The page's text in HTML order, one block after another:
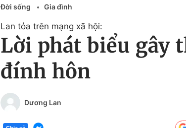
Đời sống Gia đình
Lan tỏa trên mạng xã hội:
Lời phát biểu gây
đính hôn
Dương Lan